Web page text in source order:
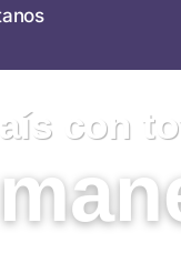
con